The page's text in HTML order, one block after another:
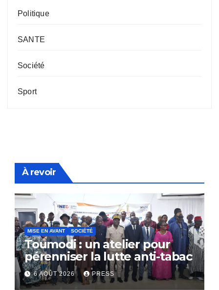
Politique
SANTE
Société
Sport
À revoir
MISE EN AVANT SOCIÉTÉ
Toumodi : un atelier pour
pérenniser la lutte anti-tabac
6 AOÛT 2026 PRESS